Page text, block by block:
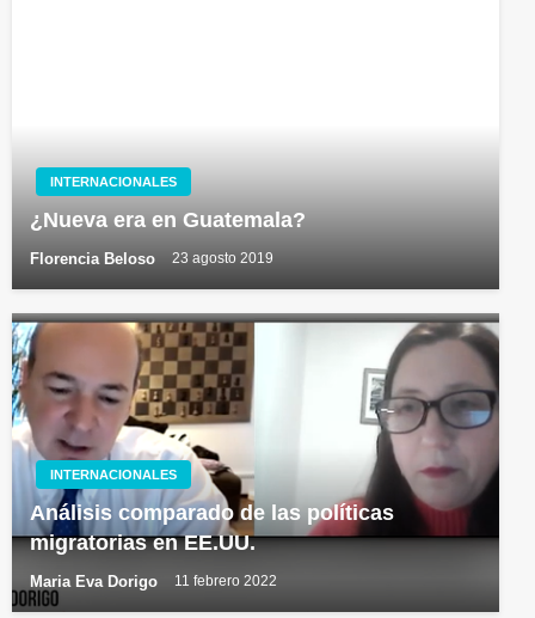
INTERNACIONALES
¿Nueva era en Guatemala?
Florencia Beloso 23 agosto 2019
INTERNACIONALES
Análisis comparado de las políticas
migratorias en EE.UU.
Maria Eva Dorigo 11 febrero 2022